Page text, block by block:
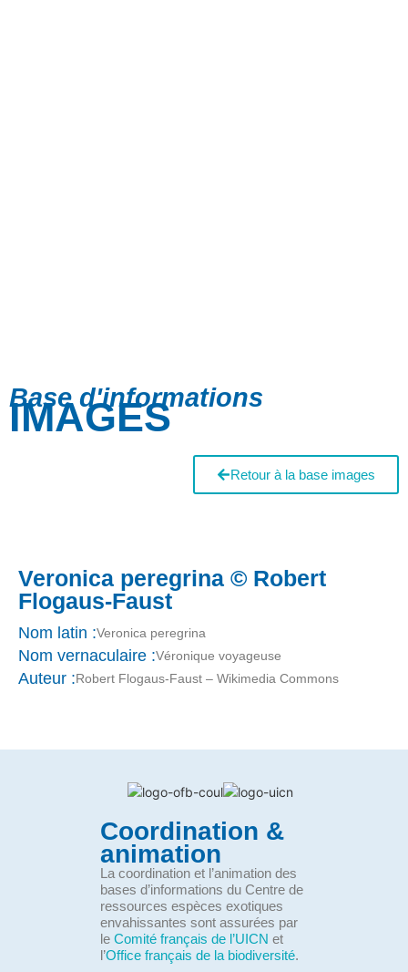
Base d'informations
IMAGES
Retour à la base images
Veronica peregrina © Robert
Flogaus-Faust
Nom latin :Veronica peregrina
Nom vernaculaire :Véronique voyageuse
Auteur :Robert Flogaus-Faust – Wikimedia Commons
Coordination &
animation
La coordination et l’animation des
bases d’informations du Centre de
ressources espèces exotiques
envahissantes sont assurées par
le Comité français de l’UICN et
l’Office français de la biodiversité.